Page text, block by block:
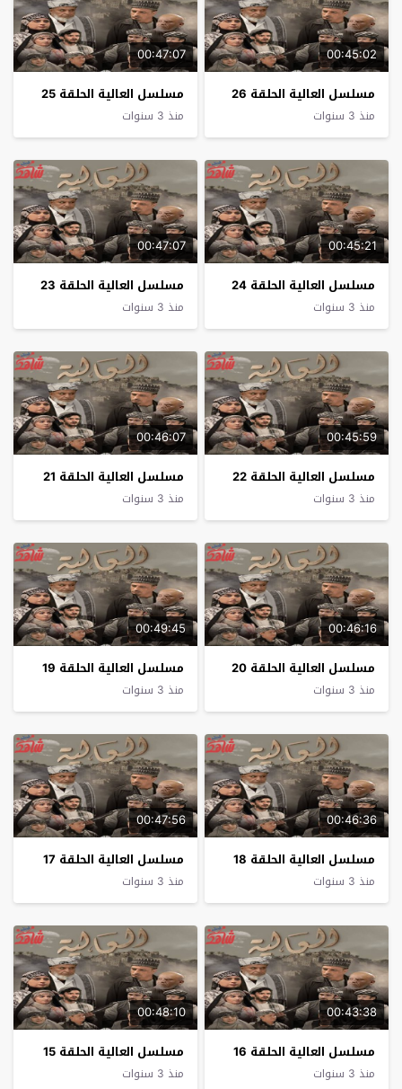
00:45:02
مسلسل العالية الحلقة 26
منذ 3 سنوات
00:47:07
مسلسل العالية الحلقة 25
منذ 3 سنوات
00:45:21
مسلسل العالية الحلقة 24
منذ 3 سنوات
00:47:07
مسلسل العالية الحلقة 23
منذ 3 سنوات
00:45:59
مسلسل العالية الحلقة 22
منذ 3 سنوات
00:46:07
مسلسل العالية الحلقة 21
منذ 3 سنوات
00:46:16
مسلسل العالية الحلقة 20
منذ 3 سنوات
00:49:45
مسلسل العالية الحلقة 19
منذ 3 سنوات
00:46:36
مسلسل العالية الحلقة 18
منذ 3 سنوات
00:47:56
مسلسل العالية الحلقة 17
منذ 3 سنوات
00:43:38
مسلسل العالية الحلقة 16
منذ 3 سنوات
00:48:10
مسلسل العالية الحلقة 15
منذ 3 سنوات